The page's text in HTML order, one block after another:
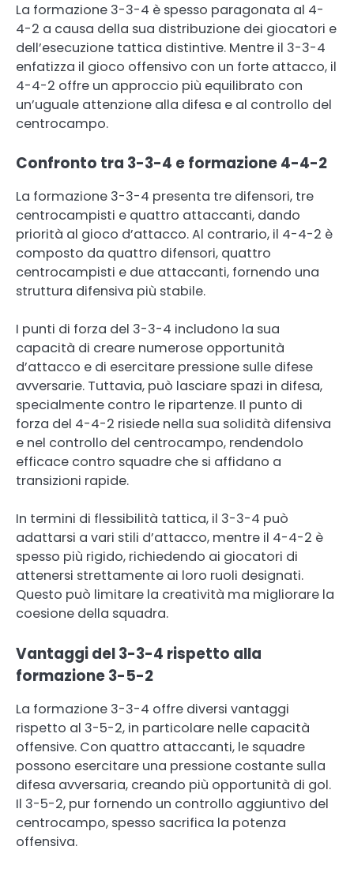
La formazione 3-3-4 è spesso paragonata al 4-
4-2 a causa della sua distribuzione dei giocatori e
dell’esecuzione tattica distintive. Mentre il 3-3-4
enfatizza il gioco offensivo con un forte attacco, il
4-4-2 offre un approccio più equilibrato con
un’uguale attenzione alla difesa e al controllo del
centrocampo.
Confronto tra 3-3-4 e formazione 4-4-2
La formazione 3-3-4 presenta tre difensori, tre
centrocampisti e quattro attaccanti, dando
priorità al gioco d’attacco. Al contrario, il 4-4-2 è
composto da quattro difensori, quattro
centrocampisti e due attaccanti, fornendo una
struttura difensiva più stabile.
I punti di forza del 3-3-4 includono la sua
capacità di creare numerose opportunità
d’attacco e di esercitare pressione sulle difese
avversarie. Tuttavia, può lasciare spazi in difesa,
specialmente contro le ripartenze. Il punto di
forza del 4-4-2 risiede nella sua solidità difensiva
e nel controllo del centrocampo, rendendolo
efficace contro squadre che si affidano a
transizioni rapide.
In termini di flessibilità tattica, il 3-3-4 può
adattarsi a vari stili d’attacco, mentre il 4-4-2 è
spesso più rigido, richiedendo ai giocatori di
attenersi strettamente ai loro ruoli designati.
Questo può limitare la creatività ma migliorare la
coesione della squadra.
Vantaggi del 3-3-4 rispetto alla
formazione 3-5-2
La formazione 3-3-4 offre diversi vantaggi
rispetto al 3-5-2, in particolare nelle capacità
offensive. Con quattro attaccanti, le squadre
possono esercitare una pressione costante sulla
difesa avversaria, creando più opportunità di gol.
Il 3-5-2, pur fornendo un controllo aggiuntivo del
centrocampo, spesso sacrifica la potenza
offensiva.